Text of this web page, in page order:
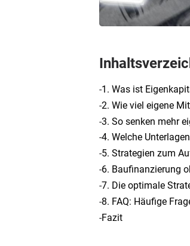
-1. Was ist
-2. Wie viel eigene
-3. So senken mehr
-4. Welche
-5. Strategien zum
-6. Baufinanzierung
-7. Die optimale
-8. FAQ: Häufige
-Fazit